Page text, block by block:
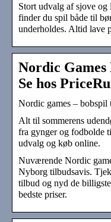
Stort udvalg af sjove
finder du spil både til
underholdes. Altid lave
Nordic
Se hos
Nordic games –
Alt til sommerens
fra gynger og fodbolde
udvalg og køb online.
Nuværende Nordic
Nyborg tilbudsavis.
tilbud og nyd de
bedste priser.